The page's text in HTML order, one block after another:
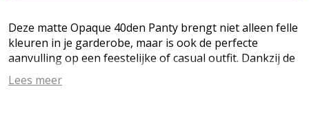
Deze matte Opaque 40den Panty brengt niet alleen felle
kleuren in je garderobe, maar is ook de perfecte
aanvulling op een feestelijke of casual outfit. Dankzij de
combinatie van polyamide- en elastaan is het materiaal
zacht, soepel, duurzaam en heeft het een goede stretch.
Lees meer